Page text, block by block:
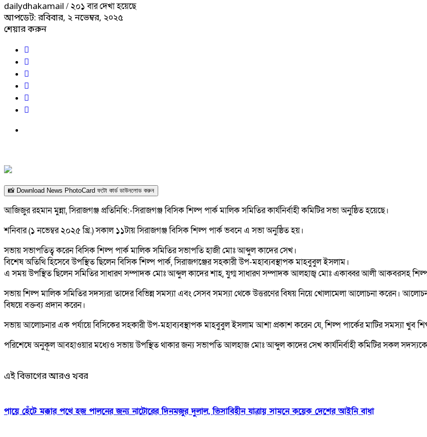
dailydhakamail / ২০১ বার দেখা হয়েছে
আপডেট: রবিবার, ২ নভেম্বর, ২০২৫
শেয়ার করুন
📸 Download News PhotoCard ফটো কার্ড ডাউনলোড করুন
আজিজুর রহমান মুন্না, সিরাজগঞ্জ প্রতিনিধি:-সিরাজগঞ্জ বিসিক শিল্প পার্ক মালিক সমিতির কার্যনির্বাহী কমিটির সভা অনুষ্ঠিত হয়েছে।
শনিবার (১ নভেম্বর ২০২৫ খ্রি.) সকাল ১১টায় সিরাজগঞ্জ বিসিক শিল্প পার্ক ভবনে এ সভা অনুষ্ঠিত হয়।
সভায় সভাপতিত্ব করেন বিসিক শিল্প পার্ক মালিক সমিতির সভাপতি হাজী মোঃ আব্দুল কাদের সেখ।
বিশেষ অতিথি হিসেবে উপস্থিত ছিলেন বিসিক শিল্প পার্ক, সিরাজগঞ্জের সহকারী উপ-মহাব্যবস্থাপক মাহবুবুল ইসলাম।
এ সময় উপস্থিত ছিলেন সমিতির সাধারণ সম্পাদক মোঃ আব্দুল কাদের শাহ, যুগ্ম সাধারণ সম্পাদক আলহাজ্ব মোঃ একাব্বর আলী আকবরসহ শিল্প
সভায় শিল্প মালিক সমিতির সদস্যরা তাদের বিভিন্ন সমস্যা এবং সেসব সমস্যা থেকে উত্তরণের বিষয় নিয়ে খোলামেলা আলোচনা করেন।
বিষয়ে বক্তব্য প্রদান করেন।
সভায় আলোচনার এক পর্যায়ে বিসিকের সহকারী উপ-মহাব্যবস্থাপক মাহবুবুল ইসলাম আশা প্রকাশ করেন যে, শিল্প পার্কের মাটির সমস্যা খুব
পরিশেষে অনুকূল আবহাওয়ার মধ্যেও সভায় উপস্থিত থাকার জন্য সভাপতি আলহাজ মোঃ আব্দুল কাদের সেখ কার্যনির্বাহী কমিটির সকল সদস্যকে
এই বিভাগের আরও খবর
পায়ে হেঁটে মক্কার পথে হজ পালনের জন্য নাটোরের দিনমজুর দুলাল, ভিসাবিহীন যাত্রায় সামনে কয়েক দেশের আইনি বাধা